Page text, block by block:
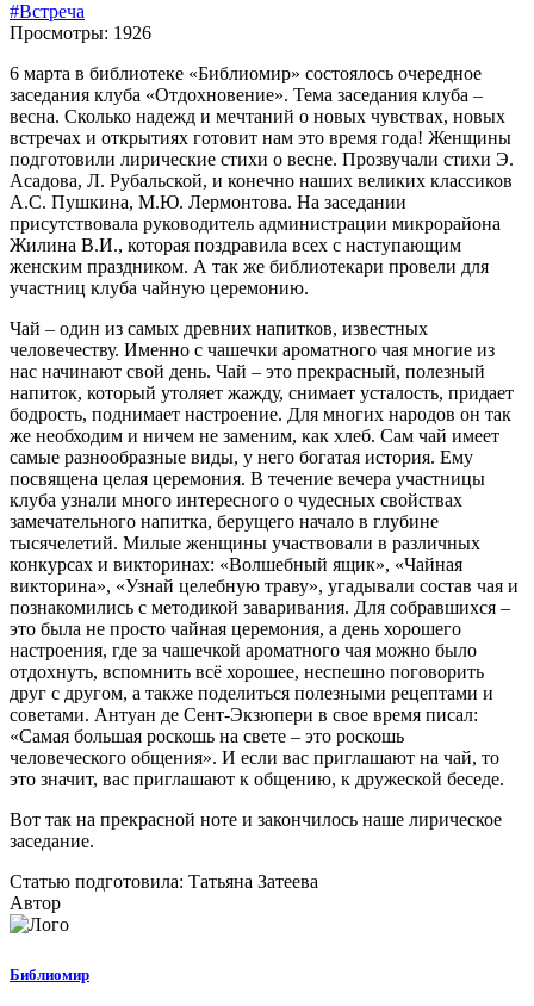
#Встреча
Просмотры: 1926
6 марта в библиотеке «Библиомир» состоялось очередное
заседания клуба «Отдохновение». Тема заседания клуба –
весна. Сколько надежд и мечтаний о новых чувствах, новых
встречах и открытиях готовит нам это время года! Женщины
подготовили лирические стихи о весне. Прозвучали стихи Э.
Асадова, Л. Рубальской, и конечно наших великих классиков
А.С. Пушкина, М.Ю. Лермонтова. На заседании
присутствовала руководитель администрации микрорайона
Жилина В.И., которая поздравила всех с наступающим
женским праздником. А так же библиотекари провели для
участниц клуба чайную церемонию.
Чай – один из самых древних напитков, известных
человечеству. Именно с чашечки ароматного чая многие из
нас начинают свой день. Чай – это прекрасный, полезный
напиток, который утоляет жажду, снимает усталость, придает
бодрость, поднимает настроение. Для многих народов он так
же необходим и ничем не заменим, как хлеб. Сам чай имеет
самые разнообразные виды, у него богатая история. Ему
посвящена целая церемония. В течение вечера участницы
клуба узнали много интересного о чудесных свойствах
замечательного напитка, берущего начало в глубине
тысячелетий. Милые женщины участвовали в различных
конкурсах и викторинах: «Волшебный ящик», «Чайная
викторина», «Узнай целебную траву», угадывали состав чая и
познакомились с методикой заваривания. Для собравшихся –
это была не просто чайная церемония, а день хорошего
настроения, где за чашечкой ароматного чая можно было
отдохнуть, вспомнить всё хорошее, неспешно поговорить
друг с другом, а также поделиться полезными рецептами и
советами. Антуан де Сент-Экзюпери в свое время писал:
«Самая большая роскошь на свете – это роскошь
человеческого общения». И если вас приглашают на чай, то
это значит, вас приглашают к общению, к дружеской беседе.
Вот так на прекрасной ноте и закончилось наше лирическое
заседание.
Статью подготовила: Татьяна Затеева
Автор
Библиомир